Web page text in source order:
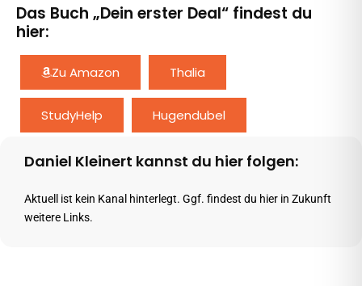
Das Buch „Dein erster Deal“ findest du
hier:
Zu Amazon Thalia
StudyHelp Hugendubel
Daniel Kleinert kannst du hier folgen:
Aktuell ist kein Kanal hinterlegt. Ggf. findest du hier in Zukunft
weitere Links.